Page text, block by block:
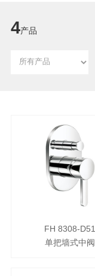
4产品
FH 8308-D51
单把墙式中阀